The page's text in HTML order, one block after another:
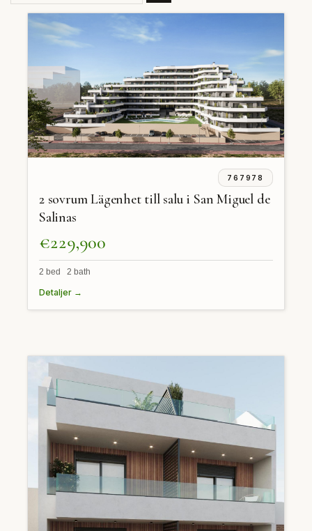
767978
2 sovrum Lägenhet till salu i San Miguel de
Salinas
€229,900
2 bed 2 bath
Detaljer →